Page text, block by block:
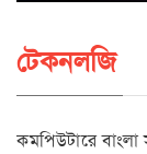
টেকনলজি
কমপিউটারে